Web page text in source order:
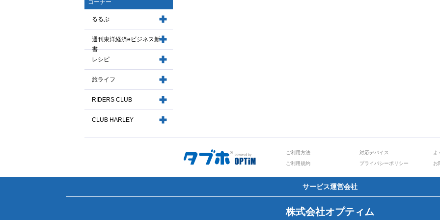
コーナー
るるぶ
週刊東洋経済eビジネス新
書
レシピ
旅ライフ
RIDERS CLUB
CLUB HARLEY
ご利用方法 対応デバイス
よ
ご利用規約
プライバシーポリシー お
サービス運営会社
株式会社オプティム